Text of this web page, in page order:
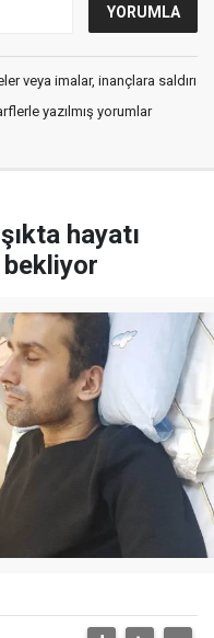
veya imalar, inançlara saldırı
yazılmış yorumlar
hayatı
bekliyor